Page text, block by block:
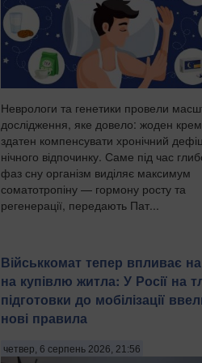
Неврологи та генетики провели
дослідження, яке довело: жоден
здатен компенсувати хронічний
нічного відпочинку. Саме під час
фаз сну організм виділяє максимум
соматотропіну — гормону росту та
регенерації, передають Пат...
Військкомат тепер впливає
на купівлю житла: У Росії на
підготовки до мобілізації
нові правила
четвер, 6 серпень 2026, 21:56